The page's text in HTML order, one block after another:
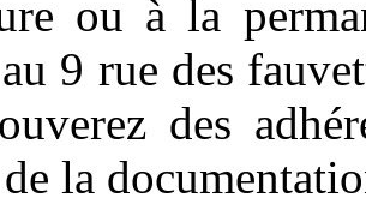
ou à la
9 rue des
des
la